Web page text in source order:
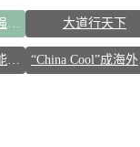
把党建设得更加坚强有力 大道行天下
录取通知书刚到就能买票